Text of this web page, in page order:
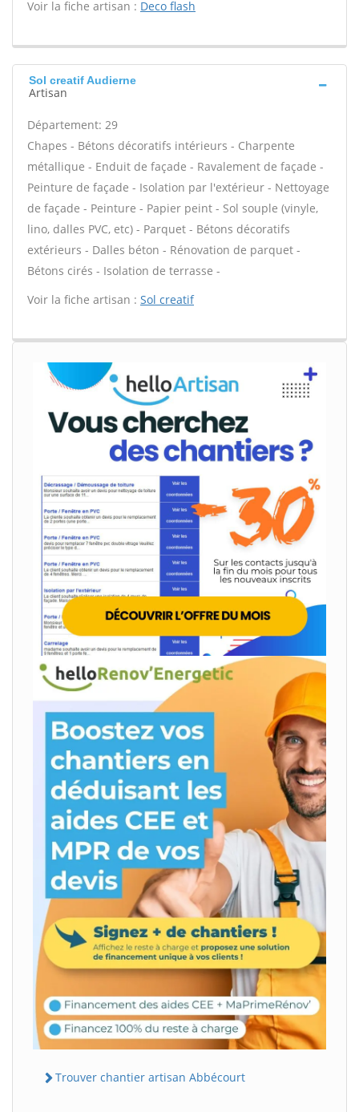
Voir la fiche artisan : Deco flash
Sol creatif Audierne
Artisan
Département: 29
Chapes - Bétons décoratifs intérieurs - Charpente
métallique - Enduit de façade - Ravalement de façade -
Peinture de façade - Isolation par l'extérieur - Nettoyage
de façade - Peinture - Papier peint - Sol souple (vinyle,
lino, dalles PVC, etc) - Parquet - Bétons décoratifs
extérieurs - Dalles béton - Rénovation de parquet -
Bétons cirés - Isolation de terrasse -
Voir la fiche artisan : Sol creatif
Trouver chantier artisan Abbécourt